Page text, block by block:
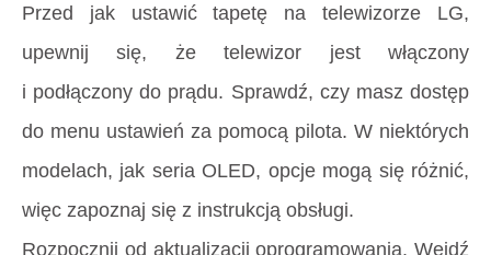
Przed jak ustawić tapetę na telewizorze LG,
upewnij się, że telewizor jest włączony
i podłączony do prądu. Sprawdź, czy masz dostęp
do menu ustawień za pomocą pilota. W niektórych
modelach, jak seria OLED, opcje mogą się różnić,
więc zapoznaj się z instrukcją obsługi.
Rozpocznij od aktualizacji oprogramowania. Wejdź